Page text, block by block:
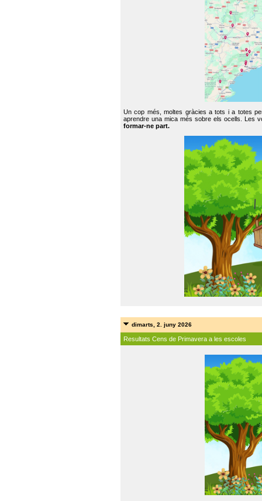
Un cop més, moltes gràcies a tots i a totes
aprendre una mica més sobre els ocells. Les
formar-ne part.
dimarts, 2. juny 2026
Resultats Cens de Primavera a les escoles